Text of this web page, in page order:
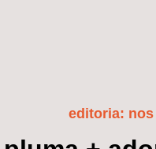
editoria: